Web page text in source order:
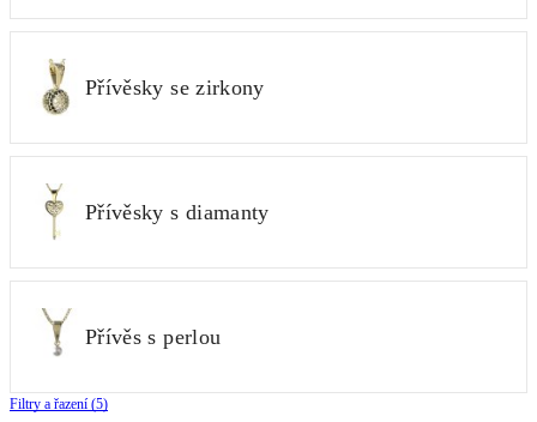
Přívěsky se zirkony
Přívěsky s diamanty
Přívěs s perlou
Filtry a řazení (5)